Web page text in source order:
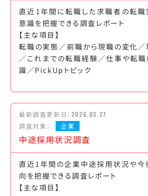
直近1年間に転職した求職者の転職
意識を把握できる調査レポート
【主な項目】
転職の実態／前職から現職の変化／
／これまでの転職経験／仕事や転職
識／PickUpトピック
最新調査更新日： 2026.03.27
調査対象：
企業
中途採用状況調査
直近1年間の企業中途採用状況や今
向を把握できる調査レポート
【主な項目】